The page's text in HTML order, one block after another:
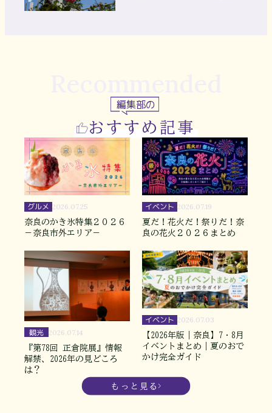
編集部の
おすすめ記事
グルメ 2026.07.25
奈良のかき氷特集２０２６
－奈良市外エリア－
イベント 2026.07.19
夏だ！花火だ！祭りだ！奈
良の花火２０２６まとめ
観光 2026.07.14
『第78回 正倉院展』情報
解禁、2026年の見どころ
は？
イベント 2026.07.03
【2026年版｜奈良】7・8月
イベントまとめ｜夏のおで
かけ完全ガイド
もっと見る